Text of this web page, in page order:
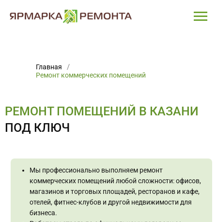
Главная
Ремонт коммерческих помещений
РЕМОНТ ПОМЕЩЕНИЙ В КАЗАНИ
ПОД КЛЮЧ
Мы профессионально выполняем ремонт
коммерческих помещений любой сложности: офисов,
магазинов и торговых площадей, ресторанов и кафе,
отелей, фитнес-клубов и другой недвижимости для
бизнеса.